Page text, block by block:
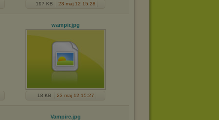
197 KB 23 maj 12 15:28
wampir.jpg
18 KB 23 maj 12 15:27
Vampire.jpg